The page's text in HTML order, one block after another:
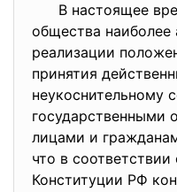
В настоящее
общества наиболее
реализации
принятия
неукоснительному
государственными
лицами и
что в соответствии
Конституции РФ